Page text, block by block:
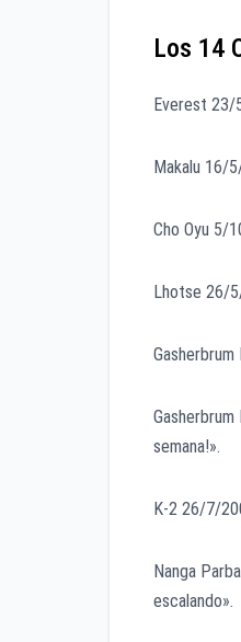
Los 14
Everest 23/
Makalu 16/
Cho Oyu 5/
Lhotse 26/
semana!».
K-2 26/7/
Nanga
escalando».